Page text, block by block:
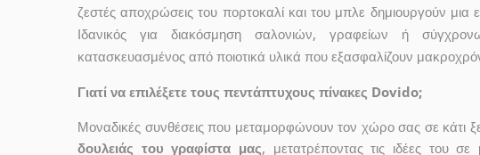
ζεστές αποχρώσεις του πορτοκαλί και του μπλε δημιουργούν
Ιδανικός για διακόσμηση σαλονιών, γραφείων ή
κατασκευασμένος από ποιοτικά υλικά που εξασφαλίζουν
Γιατί να επιλέξετε τους πεντάπτυχους πίνακες Dovido;
Μοναδικές συνθέσεις που μεταμορφώνουν τον χώρο σας σε κάτι
δουλειάς του γραφίστα μας, μετατρέποντας τις ιδέες του